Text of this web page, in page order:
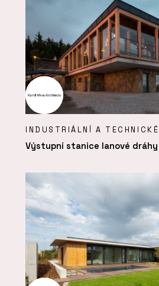
INDUSTRIÁLNÍ A
Výstupní stanice lanové